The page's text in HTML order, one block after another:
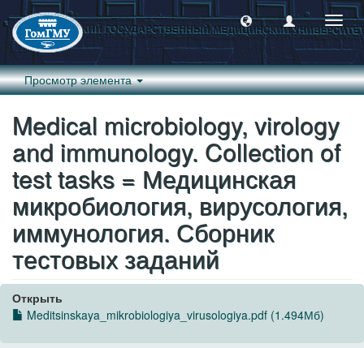
Просмотр элемента
Medical miсrobiology, virology
and immunology. Collection of
test tasks = Медицинская
микробиология, вирусология,
иммунология. Сборник
тестовых заданий
Открыть
Meditsinskaya_mikrobiologiya_virusologiya.pdf (1.494Мб)